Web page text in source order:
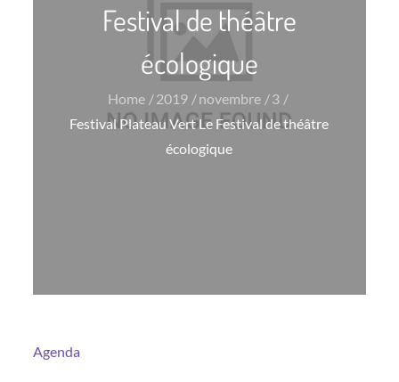
Festival de théâtre
écologique
Home 2019 novembre
3
Festival Plateau Vert Le Festival de théâtre
écologique
Agenda